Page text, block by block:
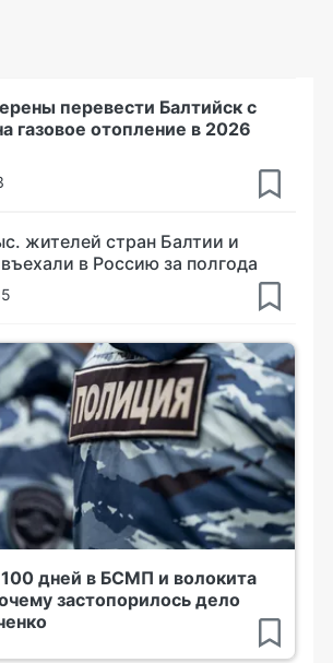
перевести Балтийск с
газовое отопление в 2026
жителей стран Балтии и
в Россию за полгода
дней в БСМП и волокита
застопорилось дело